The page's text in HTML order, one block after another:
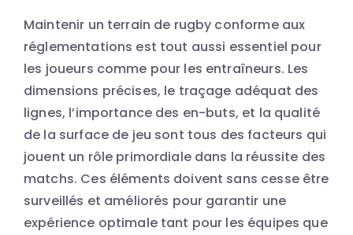
Maintenir un terrain de rugby conforme aux
réglementations est tout aussi essentiel pour
les joueurs comme pour les entraîneurs. Les
dimensions précises, le traçage adéquat des
lignes, l’importance des en-buts, et la qualité
de la surface de jeu sont tous des facteurs qui
jouent un rôle primordiale dans la réussite des
matchs. Ces éléments doivent sans cesse être
surveillés et améliorés pour garantir une
expérience optimale tant pour les équipes que